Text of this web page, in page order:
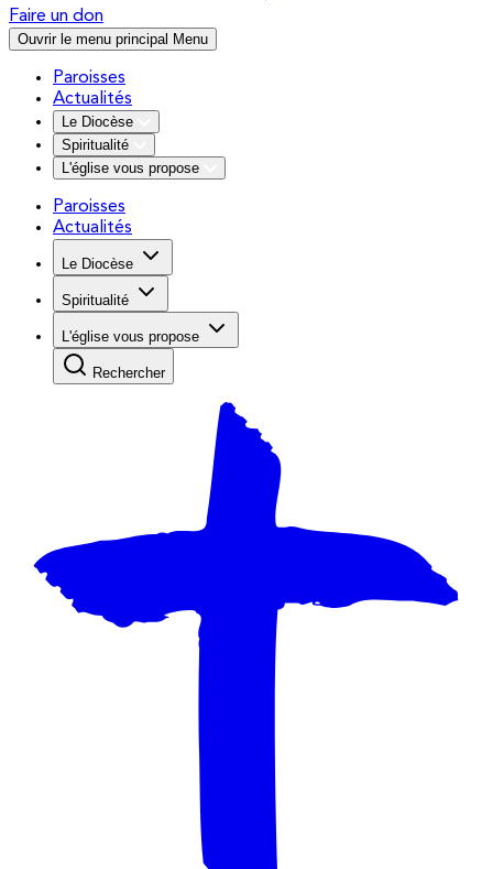
Faire un don
Ouvrir le menu principal Menu
Paroisses
Actualités
Le Diocèse
Spiritualité
L'église vous propose
Paroisses
Actualités
Le Diocèse
Spiritualité
L'église vous propose
Rechercher